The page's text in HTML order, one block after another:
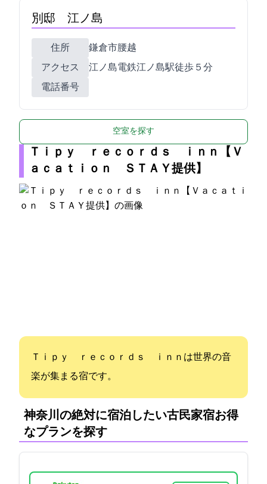
別邸 江ノ島
住所
鎌倉市腰越3-15-9
アクセス
江ノ島電鉄江ノ島駅徒歩５分
電話番号
空室を探す
Ｔｉｐｙ ｒｅｃｏｒｄｓ ｉｎｎ【Ｖ
ａｃａｔｉｏｎ ＳＴＡＹ提供】
Ｔｉｐｙ ｒｅｃｏｒｄｓ ｉｎｎは世界の音
楽が集まる宿です。
神奈川の絶対に宿泊したい古民家宿:お得
なプランを探す